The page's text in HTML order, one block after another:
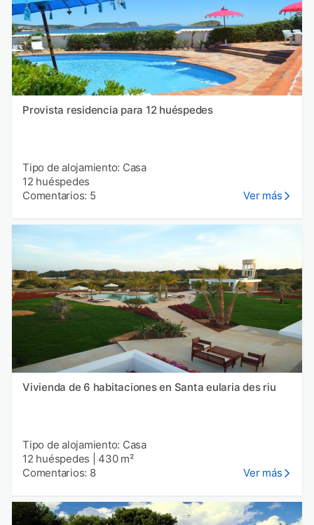
Provista residencia para 12 huéspedes
Tipo de alojamiento: Casa
12 huéspedes
Comentarios: 5
Ver más
Vivienda de 6 habitaciones en Santa eularia des riu
Tipo de alojamiento: Casa
12 huéspedes
430 m²
Comentarios: 8
Ver más